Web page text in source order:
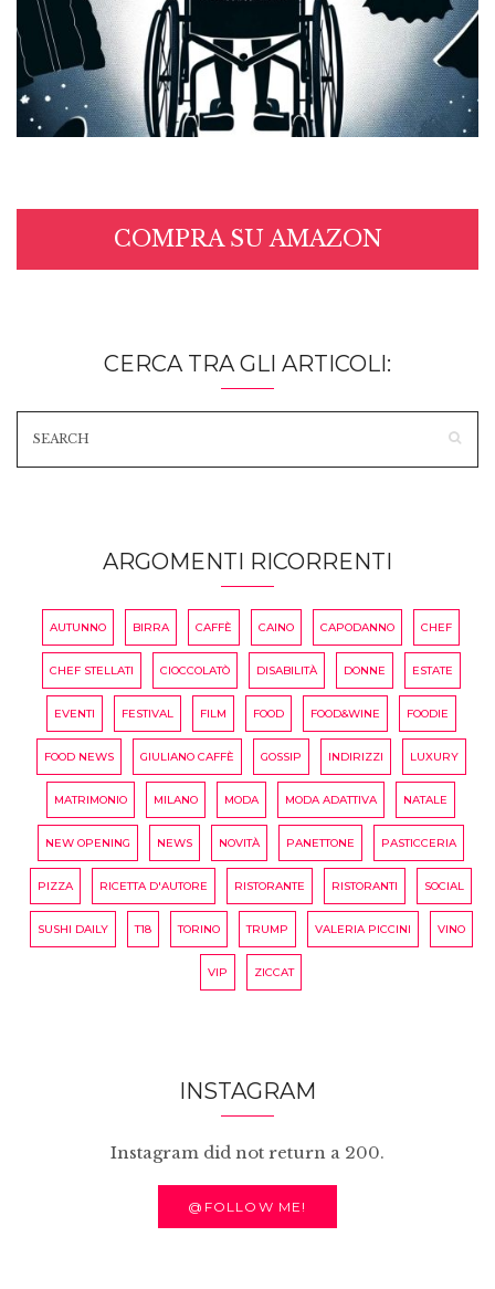
COMPRA SU AMAZON
CERCA TRA GLI ARTICOLI:
ARGOMENTI RICORRENTI
AUTUNNO BIRRA CAFFÈ CAINO CAPODANNO CHEF
CHEF STELLATI CIOCCOLATÒ DISABILITÀ DONNE ESTATE
EVENTI FESTIVAL FILM FOOD FOOD&WINE FOODIE
FOOD NEWS GIULIANO CAFFÈ GOSSIP INDIRIZZI LUXURY
MATRIMONIO MILANO MODA MODA ADATTIVA NATALE
NEW OPENING NEWS NOVITÀ PANETTONE PASTICCERIA
PIZZA RICETTA D'AUTORE RISTORANTE RISTORANTI SOCIAL
SUSHI DAILY T18 TORINO TRUMP VALERIA PICCINI VINO
VIP ZICCAT
INSTAGRAM
Instagram did not return a 200.
@FOLLOW ME!